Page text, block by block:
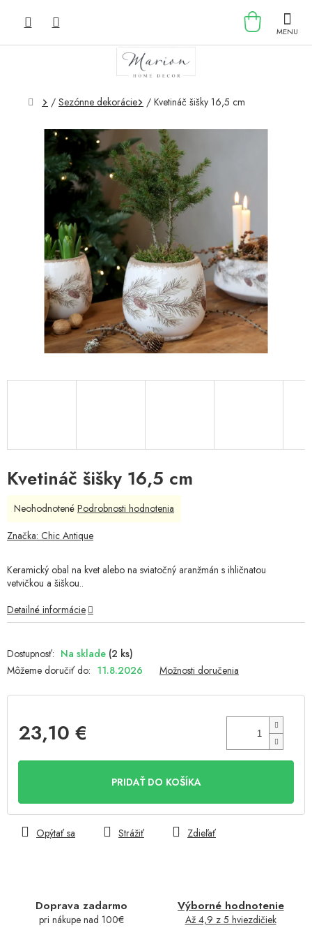
KOŠÍK
Domov
/ Sezónne dekorácie / Kvetináč šišky 16,5 cm
Kvetináč šišky 16,5 cm
Na sklade (2 ks)
Môžeme doručiť do: 11.8.2026 Možnosti doručenia
23,10 €
PRIDAŤ DO KOŠÍKA
Doprava zadarmo
pri nákupe nad 100€
Výborné hodnotenie
Až 4,9 z 5 hviezdičiek
Keramický obal na kvet alebo na sviatočný aranžmán s ihličnatou
vetvičkou a šiškou..
Detailné informácie
Opýtať sa Strážiť Zdieľať
Priemerné
produktu
z
5
Neohodnotené Podrobnosti hodnotenia
Značka: Chic Antique